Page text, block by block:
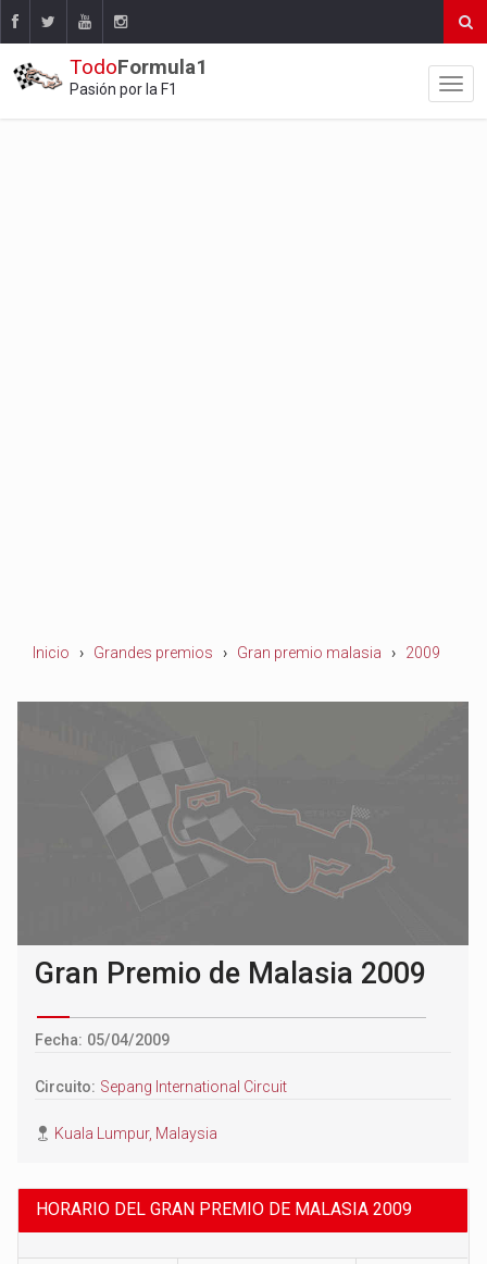
TodoFormula1
Pasión por la F1
Inicio Grandes premios Gran premio malasia 2009
Gran Premio de Malasia 2009
Fecha: 05/04/2009
Circuito: Sepang International Circuit
Kuala Lumpur, Malaysia
HORARIO DEL GRAN PREMIO DE MALASIA 2009